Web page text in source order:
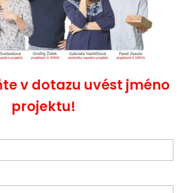
v dotazu uvést jméno
projektu!